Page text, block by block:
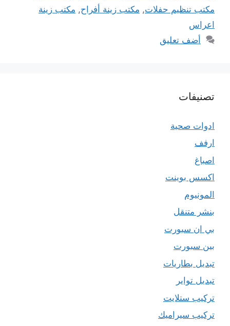
مكتب تنظيم حفلات, مكتب زينة أفراح, مكتب زينة
اعراس
أضف تعليق
تصنيفات
ادوات صحية
ارفف
اصباغ
اكسس بوينت
المونيوم
بنشر متنقل
بي ان سبورت
بين سبورت
تبديل بطاريات
تبديل تواير
تركيب ستلايت
تركيب سيراميك